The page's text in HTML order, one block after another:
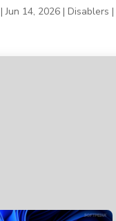
|Jun 14, 2026| Disablers |